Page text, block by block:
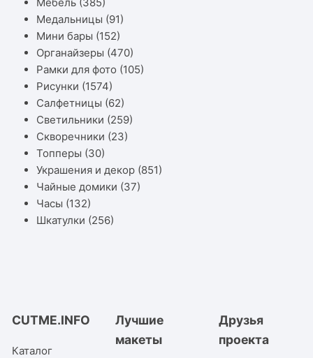
Медальницы (91)
Мини бары (152)
Органайзеры (470)
Рамки для фото (105)
Рисунки (1574)
Салфетницы (62)
Светильники (259)
Скворечники (23)
Топперы (30)
Украшения и декор (851)
Чайные домики (37)
Часы (132)
Шкатулки (256)
CUTME.INFO
Каталог
Лучшие
макеты
Друзья
проекта